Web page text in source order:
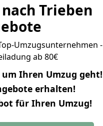
Trieben
Umzugsunternehmen -
ab 80€
Ihren Umzug geht!
erhalten!
für Ihren Umzug!